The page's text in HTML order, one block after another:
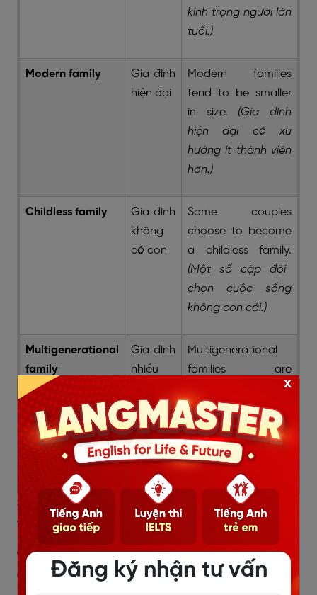
kính trọng người lớn
tuổi.)
Modern family
Gia đình
hiện đại
Modern families
tend to be smaller
in size. (Gia đình
hiện đại có xu
hướng ít thành viên
hơn.)
Childless family
Gia đình
không
có con
Some couples
choose to become
a childless family.
(Một số cặp đôi
chọn cuộc sống
không con cái.)
Multigenerational
family
Gia đình
nhiều
Multigenerational
families are
common in Asian
countries.(Gia đình
nhiều thế hệ phổ
biến ở các nước
châu Á.)
>> Xem thêm:
Tổng hợp 100+ từ vựng IELTS Travel
thông dụng bạn cần phải nhớ
1.3. Từ vựng về mối quan hệ trong Gia
đình Đăng ký nhận tư vấn
x